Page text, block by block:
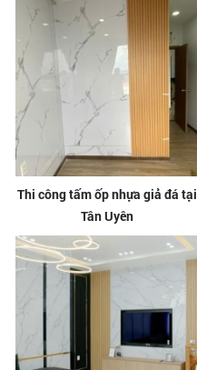
Thi công tấm ốp nhựa giả đá tại
Tân Uyên